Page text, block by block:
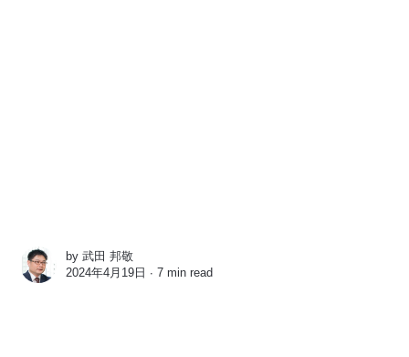
by武田 邦敬
2024年4月19日 ∙7 min read